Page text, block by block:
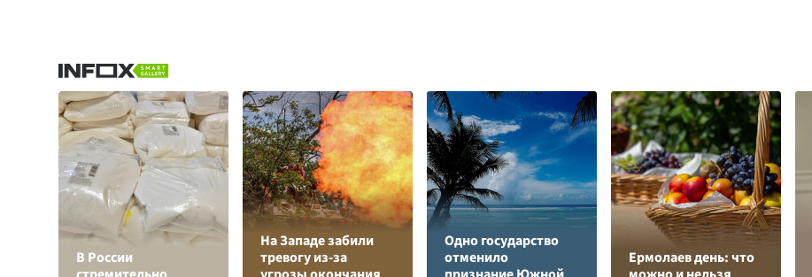
В России
На Западе забили
тревогу из-за
Одно государство
отменило
Ермолаев день: что